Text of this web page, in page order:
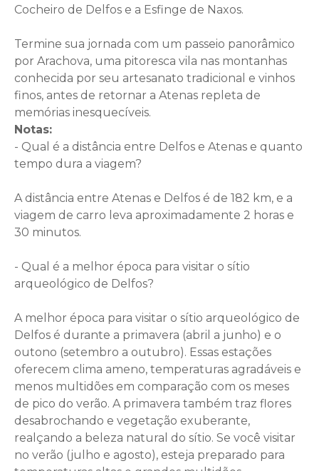
Cocheiro de Delfos e a Esfinge de Naxos.
Termine sua jornada com um passeio panorâmico
por Arachova, uma pitoresca vila nas montanhas
conhecida por seu artesanato tradicional e vinhos
finos, antes de retornar a Atenas repleta de
memórias inesquecíveis.
Notas:
- Qual é a distância entre Delfos e Atenas e quanto
tempo dura a viagem?
A distância entre Atenas e Delfos é de 182 km, e a
viagem de carro leva aproximadamente 2 horas e
30 minutos.
- Qual é a melhor época para visitar o sítio
arqueológico de Delfos?
A melhor época para visitar o sítio arqueológico de
Delfos é durante a primavera (abril a junho) e o
outono (setembro a outubro). Essas estações
oferecem clima ameno, temperaturas agradáveis ​​e
menos multidões em comparação com os meses
de pico do verão. A primavera também traz flores
desabrochando e vegetação exuberante,
realçando a beleza natural do sítio. Se você visitar
no verão (julho e agosto), esteja preparado para